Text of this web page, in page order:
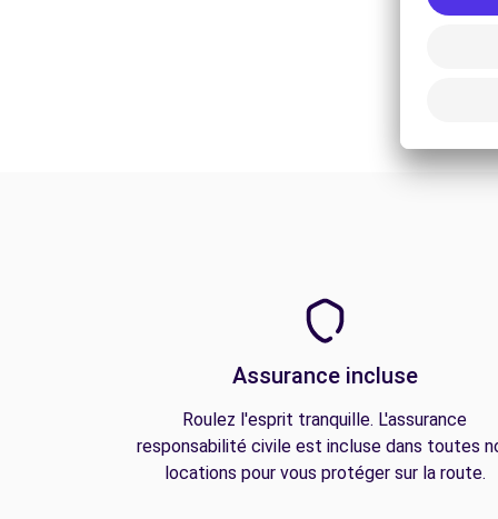
Assurance incluse
Roulez l'esprit tranquille. L'assurance
responsabilité civile est incluse dans toutes
locations pour vous protéger sur la route.